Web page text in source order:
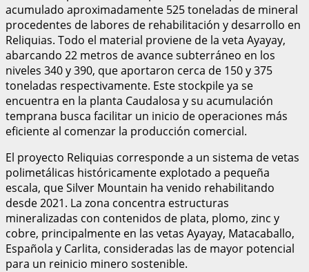
acumulado aproximadamente 525 toneladas de mineral
procedentes de labores de rehabilitación y desarrollo en
Reliquias. Todo el material proviene de la veta Ayayay,
abarcando 22 metros de avance subterráneo en los
niveles 340 y 390, que aportaron cerca de 150 y 375
toneladas respectivamente. Este stockpile ya se
encuentra en la planta Caudalosa y su acumulación
temprana busca facilitar un inicio de operaciones más
eficiente al comenzar la producción comercial.
El proyecto Reliquias corresponde a un sistema de vetas
polimetálicas históricamente explotado a pequeña
escala, que Silver Mountain ha venido rehabilitando
desde 2021. La zona concentra estructuras
mineralizadas con contenidos de plata, plomo, zinc y
cobre, principalmente en las vetas Ayayay, Matacaballo,
Española y Carlita, consideradas las de mayor potencial
para un reinicio minero sostenible.